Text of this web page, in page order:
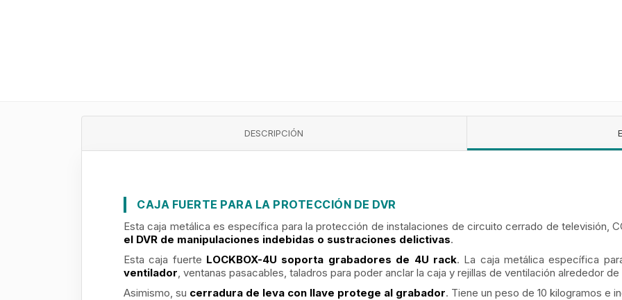
DESCRIPCIÓN
CAJA FUERTE PARA LA PROTECCIÓN DE DVR
Esta caja metálica es específica para la protección de instalaciones de circuito cerrado de televisión,
el DVR de manipulaciones indebidas o sustraciones delictivas.
Esta caja fuerte LOCKBOX-4U soporta grabadores de 4U rack. La caja metálica específica
ventilador, ventanas pasacables, taladros para poder anclar la caja y rejillas de ventilación alrededor de
Asimismo, su cerradura de leva con llave protege al grabador. Tiene un peso de 10 kilogramos e